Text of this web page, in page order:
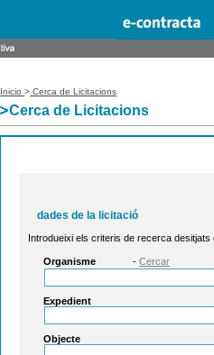
Inicio> Cerca de Licitacions
Cerca de Licitacions
Introdueixi els criteris de recerca desitjats
dades de la licitació
Organisme -Cercar
Expedient
Objecte